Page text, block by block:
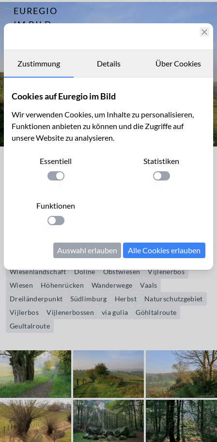
EUREGIO
IM BILD
Archiv
Kontakt
Archiv
Elsenboschweg bei Cottessen
Bildrechte erwerben
Geuldal Göhl Gueule Geul
Hügellandschaft
Elsenboschweg Hecken
Weißdornhecken
Wiesenlandschaft
Doline Obstwiesen
Vijlenerbos
Wiesen
Höhenrücken Wanderwege
Vaals
Dreiländerpunkt
Südlimburg Herbst
Naturschutzgebiet
Vijlerbos
Vijlenerbossen via gulia
Göhltalroute
Geultalroute
Zustimmung Details Über Cookies
Cookies auf Euregio im Bild
Wir verwenden Cookies, um Inhalte zu personalisieren,
Funktionen anbieten zu können und die Zugriffe auf
unsere Website zu analysieren.
Essentiell
Einstellung anwenden
Statistiken
Einstellung
Funktionen
Einstellung anwenden
Auswahl erlauben Alle Cookies erlauben